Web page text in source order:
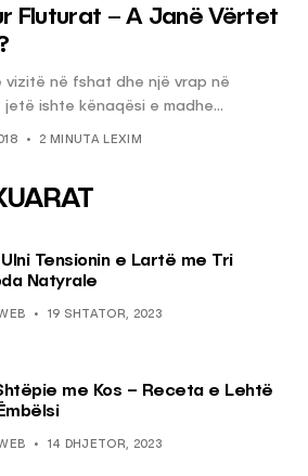
Fluturat – A Janë Vërtet
vizitë në fshat dhe një vrap në
ishte kënaqësi e madhe...
2 MINUTA LEXIM
Tensionin e Lartë me Tri
Natyrale
19 SHTATOR, 2023
me Kos – Receta e Lehtë
14 DHJETOR, 2023